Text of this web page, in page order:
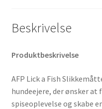
Beskrivelse
Produktbeskrivelse
AFP Lick a Fish
hundeejere, der ønsker at
spiseoplevelse og skabe